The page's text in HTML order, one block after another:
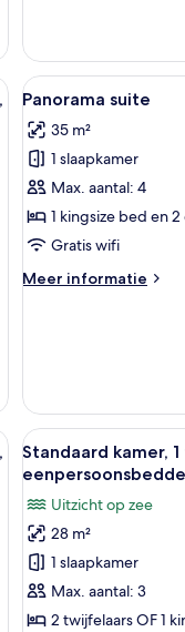
nachtkastje met een
Alle
foto's
voor
Panorama
suite
laden
7
Panorama suite
35 m²
1 slaapkamer
Max. aantal: 4
1 kingsize bed en
Gratis wifi
Meer informatie
Meer
een bureau, een stoel,
Alle
foto's
voor
Standaard
kamer,
twee-
of
7
Standaard kamer,
Uitzicht op zee
28 m²
1 slaapkamer
Max. aantal: 3
2 twijfelaars OF 1